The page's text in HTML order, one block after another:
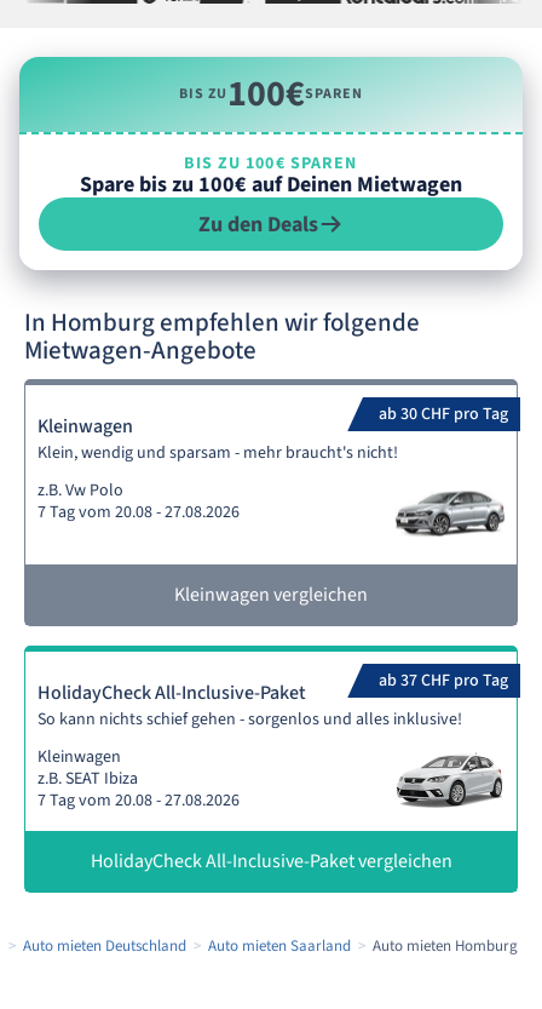
BIS ZU100€SPAREN
BIS ZU 100€ SPAREN
Spare bis zu 100€ auf Deinen Mietwagen
Zu den Deals
In Homburg empfehlen wir folgende
Mietwagen-Angebote
ab 30 CHF pro Tag
Kleinwagen
Klein, wendig und sparsam - mehr braucht's nicht!
z.B. Vw Polo
7 Tag vom 20.08 - 27.08.2026
Kleinwagen vergleichen
ab 37 CHF pro Tag
HolidayCheck All-Inclusive-Paket
So kann nichts schief gehen - sorgenlos und alles inklusive!
Kleinwagen
z.B. SEAT Ibiza
7 Tag vom 20.08 - 27.08.2026
HolidayCheck All-Inclusive-Paket vergleichen
Auto mieten Deutschland Auto mieten Saarland Auto mieten Homburg